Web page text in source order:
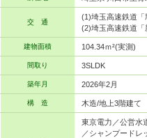
交 通
(1)埼玉高速鉄道
(2)埼玉高速鉄道
建物面積 104.34ｍ²(実測)
間取り 3SLDK
築年月 2026年2月
構 造 木造/地上3階建て
東京電力／公営水
／シャンプードレ